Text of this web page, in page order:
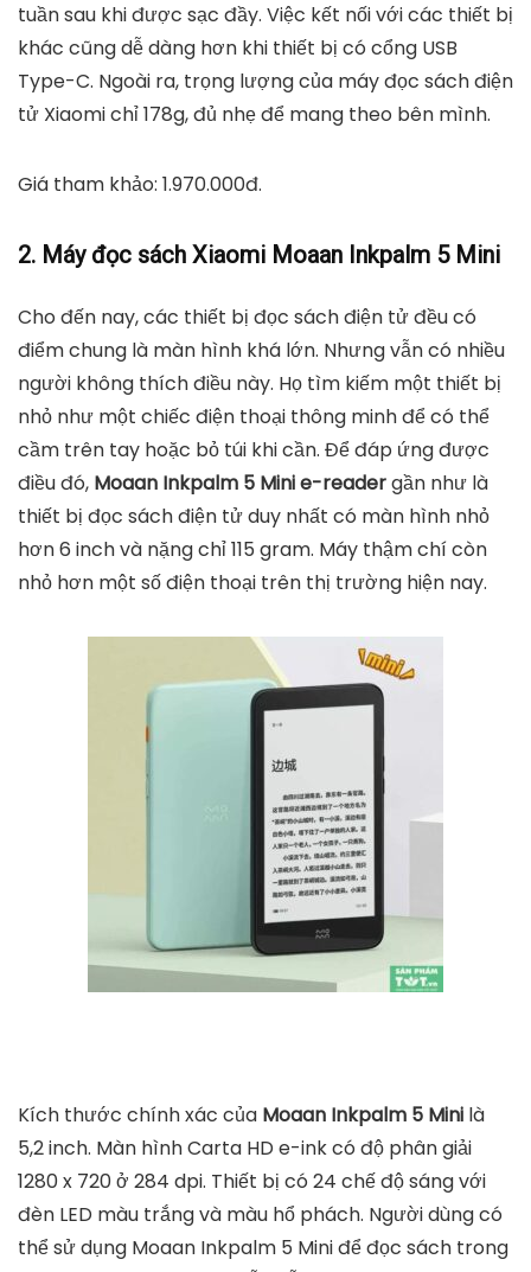
tuần sau khi được sạc đầy. Việc kết nối với các thiết bị
khác cũng dễ dàng hơn khi thiết bị có cổng USB
Type-C. Ngoài ra, trọng lượng của máy đọc sách điện
tử Xiaomi chỉ 178g, đủ nhẹ để mang theo bên mình.
Giá tham khảo: 1.970.000đ.
2. Máy đọc sách Xiaomi Moaan Inkpalm 5 Mini
Cho đến nay, các thiết bị đọc sách điện tử đều có
điểm chung là màn hình khá lớn. Nhưng vẫn có nhiều
người không thích điều này. Họ tìm kiếm một thiết bị
nhỏ như một chiếc điện thoại thông minh để có thể
cầm trên tay hoặc bỏ túi khi cần. Để đáp ứng được
điều đó, Moaan Inkpalm 5 Minie-readergần như là
thiết bị đọc sách điện tử duy nhất có màn hình nhỏ
hơn 6 inch và nặng chỉ 115 gram. Máy thậm chí còn
nhỏ hơn một số điện thoại trên thị trường hiện nay.
Kích thước chính xác của Moaan Inkpalm 5 Mini là
5,2 inch. Màn hình Carta HD e-ink có độ phân giải
1280 x 720 ở 284 dpi. Thiết bị có 24 chế độ sáng với
đèn LED màu trắng và màu hổ phách. Người dùng có
thể sử dụng Moaan Inkpalm 5 Mini để đọc sách trong